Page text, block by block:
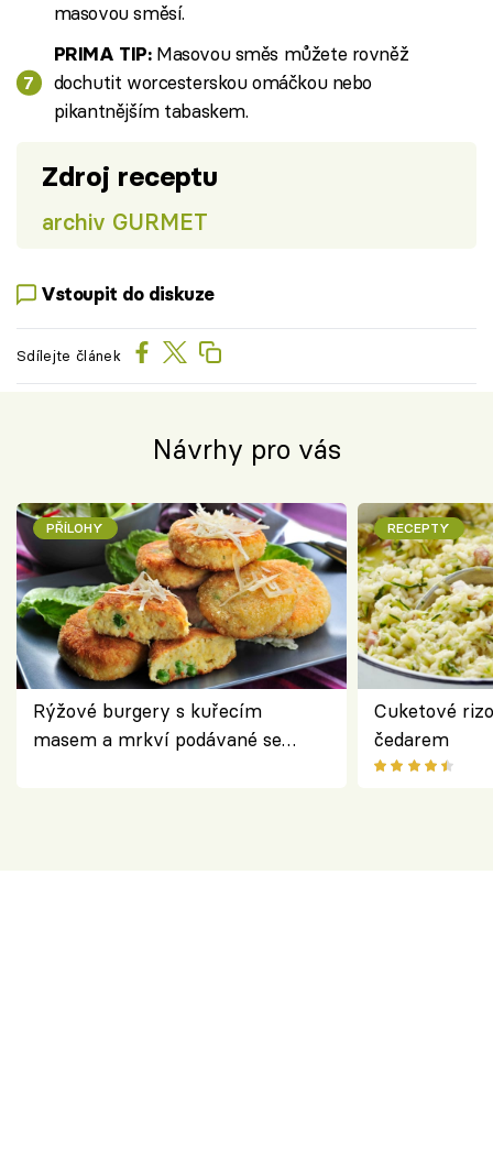
masovou směsí.
PRIMA TIP:Masovou směs můžete rovněž
dochutit worcesterskou omáčkou nebo
pikantnějším tabaskem.
Zdroj receptu
archiv GURMET
Vstoupit do diskuze
Sdílejte článek
Návrhy pro vás
PŘÍLOHY
Rýžové burgery s kuřecím
masem a mrkví podávané se
RECEPTY
Cuketové
čedarem